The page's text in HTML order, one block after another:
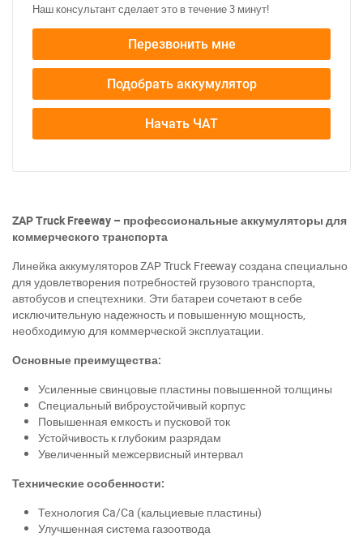
Наш консультант сделает это в течение 3 минут!
Перезвонить мне
Подобрать аккумулятор
Начать ЧАТ
ZAP Truck Freeway – профессиональные аккумуляторы для
коммерческого транспорта
Линейка аккумуляторов ZAP Truck Freeway создана специально
для удовлетворения потребностей грузового транспорта,
автобусов и спецтехники. Эти батареи сочетают в себе
исключительную надежность и повышенную мощность,
необходимую для коммерческой эксплуатации.
Основные преимущества:
Усиленные свинцовые пластины повышенной толщины
Специальный виброустойчивый корпус
Повышенная емкость и пусковой ток
Устойчивость к глубоким разрядам
Увеличенный межсервисный интервал
Технические особенности:
Технология Ca/Ca (кальциевые пластины)
Улучшенная система газоотвода